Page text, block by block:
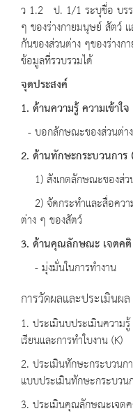
ว 1.2 ป. 1/1 ระบุชื่อ บร
ๆ ของร่างกายมนุษย์ สัตว์
กันของส่วนต่าง ๆของร่าง
ข้อมูลที่รวบรวมได้
จุดประสงค์
1. ด้านความรู้ ความเข้
- บอกลักษณะของส่วนต่า
2. ด้านทักษะกระบวนการ
1) สังเกตลักษณะของส่
2) จัดกระทำและสื่อคว
ต่าง ๆ ของสัตว์
3. ด้านคุณลักษณะ เจตค
- มุ่งมั่นในการทำงาน
การวัดผลและประเมินผล
1. ประเมินบประเมินความ
เรียนและการทำใบงาน (K)
2. ประเมินทักษะกระบวนก
แบบประเมินทักษะกระบวน
3. ประเมินคุณลักษณะเจต